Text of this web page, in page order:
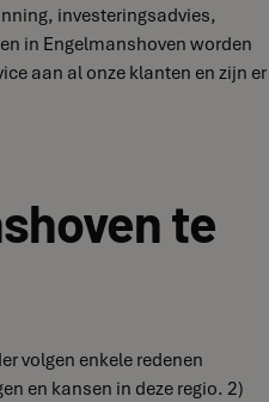
investeringsadvies,
in Engelmanshoven worden
aan al onze klanten en zijn er
te
volgen enkele redenen
en kansen in deze regio. 2)